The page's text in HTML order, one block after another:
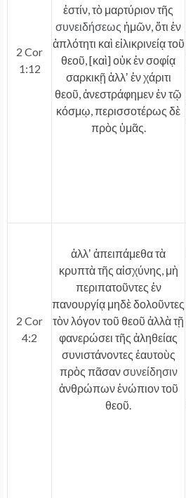
2 Cor
1:12
ἐστίν, τὸ μαρτύριον τῆς
συνειδήσεως ἡμῶν, ὅτι ἐν
ἁπλότητι καὶ εἰλικρινείᾳ τοῦ
θεοῦ, [καὶ] οὐκ ἐν σοφίᾳ
σαρκικῇ ἀλλʼ ἐν χάριτι
θεοῦ, ἀνεστράφημεν ἐν τῷ
κόσμῳ, περισσοτέρως δὲ
πρὸς ὑμᾶς.
2 Cor
4:2
ἀλλʼ ἀπειπάμεθα τὰ
κρυπτὰ τῆς αἰσχύνης, μὴ
περιπατοῦντες ἐν
πανουργίᾳ μηδὲ δολοῦντες
τὸν λόγον τοῦ θεοῦ ἀλλὰ τῇ
φανερώσει τῆς ἀληθείας
συνιστάνοντες ἑαυτοὺς
πρὸς πᾶσανσυνείδησιν
ἀνθρώπων ἐνώπιον τοῦ
θεοῦ.